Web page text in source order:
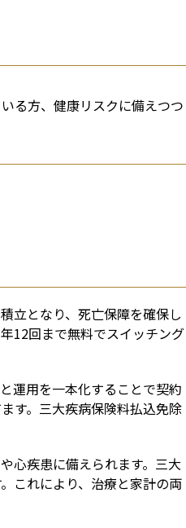
る方、健康リスクに備えつつ
立となり、死亡保障を確保し
12回まで無料でスイッチング
運用を一本化することで契約
す。三大疾病保険料払込免除
心疾患に備えられます。三大
これにより、治療と家計の両